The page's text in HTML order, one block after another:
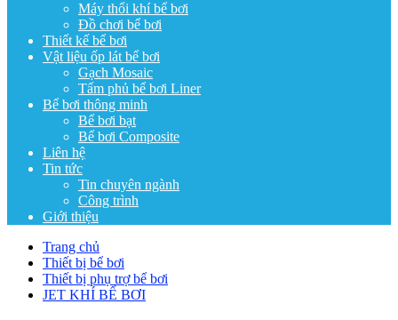
Máy thổi khí bể bơi
Đồ chơi bể bơi
Thiết kế bể bơi
Vật liệu ốp lát bể bơi
Gạch Mosaic
Tấm phủ bể bơi Liner
Bể bơi thông minh
Bể bơi bạt
Bể bơi Composite
Liên hệ
Tin tức
Tin chuyên ngành
Công trình
Giới thiệu
Trang chủ
Thiết bị bể bơi
Thiết bị phụ trợ bể bơi
JET KHÍ BỂ BƠI